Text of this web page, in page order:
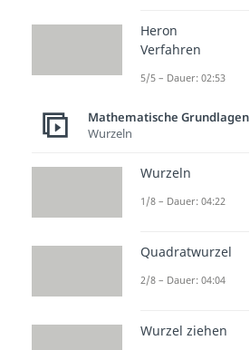
Heron
Verfahren
5/5 – Dauer: 02:53
Mathematische Grundlagen
Wurzeln
Wurzeln
1/8 – Dauer: 04:22
Quadratwurzel
2/8 – Dauer: 04:04
Wurzel ziehen